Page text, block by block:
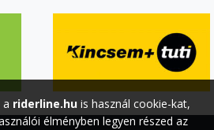
riderline.hu is használ cookie-kat,
élményben legyen részed az